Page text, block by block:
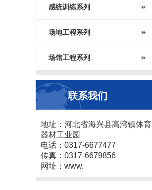
感统训练系列
场地工程系列
场馆工程系列
联系我们
地址：河北省海兴县高湾镇体育
器材工业园
电话：0317-6677477
传真：0317-6679856
网址：www.